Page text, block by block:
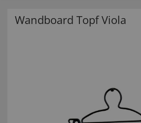
Wandboard Topf Viola